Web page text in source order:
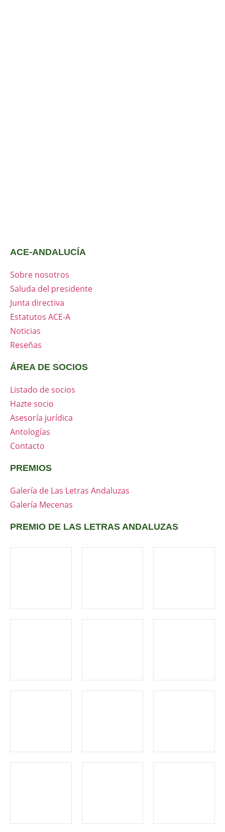
ACE-ANDALUCÍA
Sobre nosotros
Saluda del presidente
Junta directiva
Estatutos ACE-A
Noticias
Reseñas
ÁREA DE SOCIOS
Listado de socios
Hazte socio
Asesoría jurídica
Antologías
Contacto
PREMIOS
Galería de Las Letras Andaluzas
Galería Mecenas
PREMIO DE LAS LETRAS ANDALUZAS